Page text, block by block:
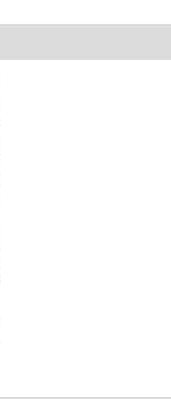
83
境（コンピュータ画
い。
ます。お取り扱い前に
い、店舗からのお取り
うなことがない様最大
めご了承ください。
円以上の品が対象。
もが付いている、極